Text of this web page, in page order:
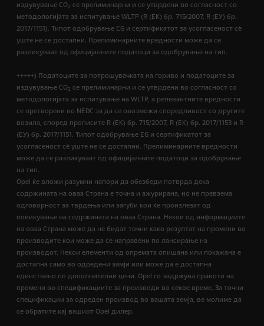
издувување CO2 се прелиминарни и се утврдени во согласност со
методологијата за испитување WLTP (R (EК) бр. 715/2007, R (ЕУ) бр.
2017/1151). Типот одобрување EG и сертификатот за усогласеност сѐ
уште не се достапни. Прелиминарните вредности може да се
разликуваат од официјалните податоци за одобрување на тип.
+++++) Податоците за потрошувачката на гориво и податоците за
издувување CO2 се прелиминарни и се утврдени во согласност со
методологијата за испитување на WLTP, а релевантните вредности
се претворени во NEDC за да се овозможи споредливост со другите
возила, според прописите R (EК) бр. 715/2007, R (ЕК) бр. 2017/1153 и R
(ЕУ) бр. 2017/1151. Типот одобрување EG и сертификатот за
усогласеност сѐ уште не се достапни. Прелиминарните вредности
може да се разликуваат од официјалните податоци за одобрување
на тип.
Opel ќе вложи разумни напори да обезбеди потврда дека
содржината на оваа Страна е точна и ажурирана, но не превзема
одговорност за тврдења или загуби кои ќе произлезат од
повикување на содржината на оваа Страна. Некои од информациите
на оваа Страна може да не бидат точни како резултат на промени во
производите кои може да се направени по лансирање на
производот. Некои елементи од опремата опишана или покажана е
достапна само во одредени замји или може да е достапна
единствено по дополнителни цени. Opel го задржува правото на
промени во спецификациите за производи во секое време. За точни
спецификации за одреден производ во вашата земја, ве молиме да
се обратите кај вашиот Opel дилер.